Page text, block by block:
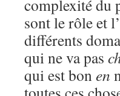
complexité du
sont le rôle et
différents
qui ne va pas
qui est bonen